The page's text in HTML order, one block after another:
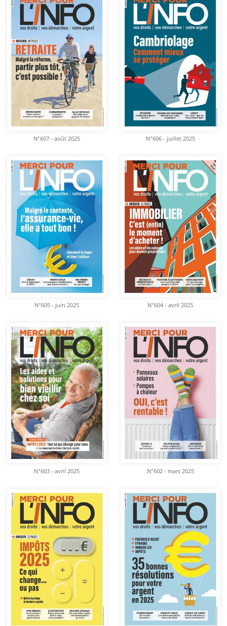
N°607 - août 2025 N°606 - juillet 2025
N°605 - juin 2025 N°604 - avril 2025
N°603 - avril 2025 N°602 - mars 2025